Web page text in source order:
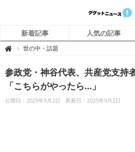
新着記事 人気の記事
 グ
ニ
ュ
ー
ス
世の中・話題
参政党・神谷代表、共産党支持
「こちらがやったら…」
公開日：2025年9月2日 更新日：2025年9月2日